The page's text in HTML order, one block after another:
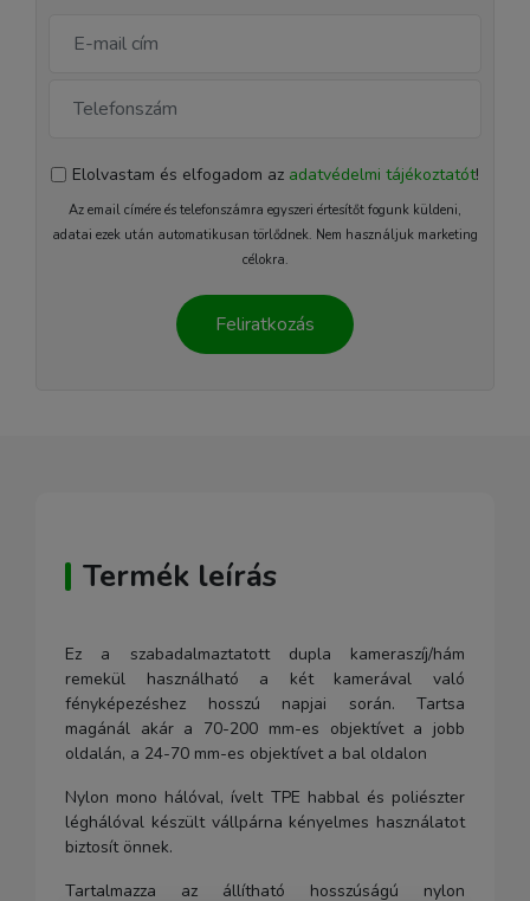
Elolvastam és elfogadom az adatvédelmi tájékoztatót!
Az email címére és telefonszámra egyszeri értesítőt fogunk küldeni,
adatai ezek után automatikusan törlődnek. Nem használjuk marketing
célokra.
Feliratkozás
Termék leírás
Ez a szabadalmaztatott dupla kameraszíj/hám
remekül használható a két kamerával való
fényképezéshez hosszú napjai során. Tartsa
magánál akár a 70-200 mm-es objektívet a jobb
oldalán, a 24-70 mm-es objektívet a bal oldalon
Nylon mono hálóval, ívelt TPE habbal és poliészter
léghálóval készült vállpárna kényelmes használatot
biztosít önnek.
Tartalmazza az állítható hosszúságú nylon